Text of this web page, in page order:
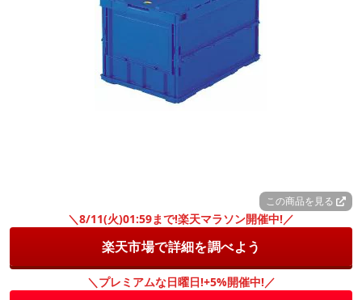
この商品を見る
＼8/11(火)01:59まで!楽天マラソン開催中!／
楽天市場で詳細を調べよう
＼プレミアムな日曜日!+5%開催中!／